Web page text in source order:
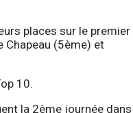
places sur le premier
Chapeau (5ème) et
10.
la 2ème journée dans